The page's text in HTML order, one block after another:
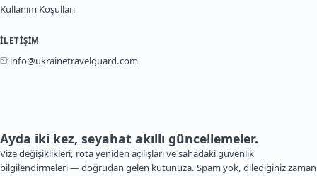
Kullanım Koşulları
İLETIŞIM
info@ukrainetravelguard.com
Ayda iki kez, seyahat akıllı güncellemeler.
Vize değişiklikleri, rota yeniden açılışları ve sahadaki güvenlik
bilgilendirmeleri — doğrudan gelen kutunuza. Spam yok, dilediğiniz zaman